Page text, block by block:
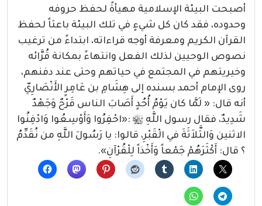
أصبحت البيئة الإسلامية مهيأةً لحفظ حروفه
وحدوده، فقد كان كل شيءٍ في تلك البيئة باعثاً لحفظ
القرآن الكريم ومعرفة أوجه قراءاته، ابتداءً من ترغيب
نصوص الوحيين لذلك الفعل وانتهاءً بمكانة قُرَّائه
وخيريتهم في المجتمع في حياتهم وحتى عند دفنهم،
روى الإمام أحمد بسنده إلى هِشَامِ بن عَامِرٍ الأَنْصَارِيّ
أنه قال: « لَمَّا كان يَوْمُ أُحُدٍ أَصَابَ الناس قَرْحٌ وَجَهْدٌ
شَدِيدٌ، فقال رسول اللَّهِ ﷺ :«احْفِرُوا وَأَوْسِعُوا وَادْفِنُوا
الاثنين وَالثَّلاَثَةَ في الْقَبْرِ، قالوا: يا رَسُولَ اللَّهِ من نُقَدِّمُ
؟ قال: أَكْثَرَهُمْ جَمْعاً وَأَخْذاً لِلْقُرْآنِ».